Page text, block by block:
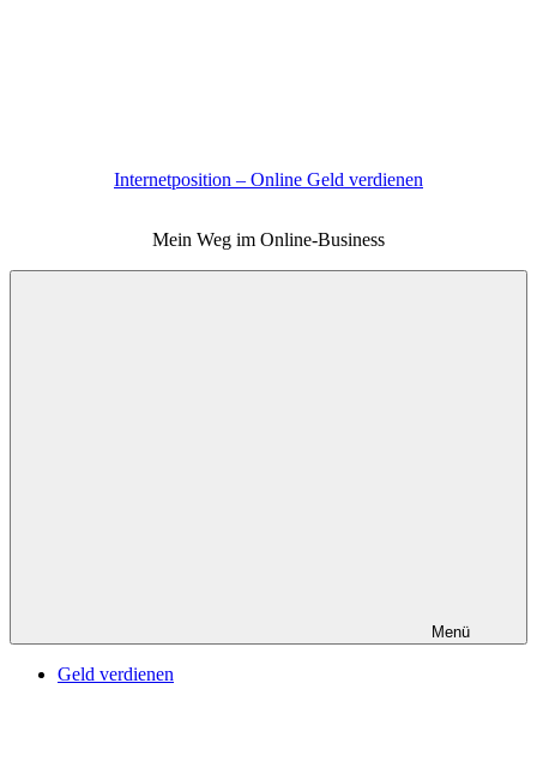
Internetposition – Online Geld verdienen
Mein Weg im Online-Business
Menü
Geld verdienen